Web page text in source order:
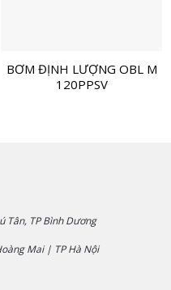
BƠM ĐỊNH LƯỢNG OBL M
120PPSV
Tân, TP Bình Dương
Mai | TP Hà Nội